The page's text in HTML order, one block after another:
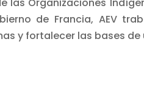
las Organizaciones
de Francia, AEV
y fortalecer las bases